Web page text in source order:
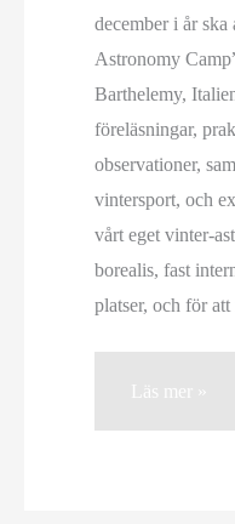
december i år ska
Astronomy
Barthelemy,
föreläsningar,
observationer,
vintersport, och
vårt eget vinter-
borealis, fast
platser, och för
Hera
Läs mer »